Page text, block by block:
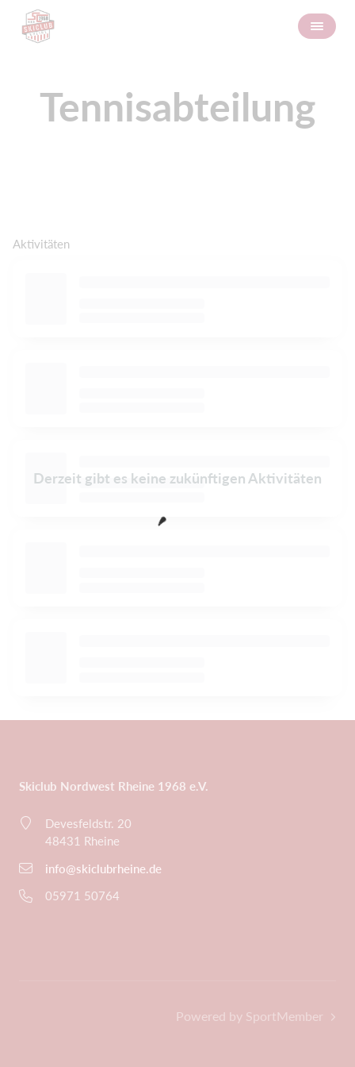
Tennisabteilung
Aktivitäten
Derzeit gibt es keine zukünftigen Aktivitäten
Skiclub Nordwest Rheine 1968 e.V.
Devesfeldstr. 20
48431 Rheine
info@skiclubrheine.de
05971 50764
Powered by SportMember